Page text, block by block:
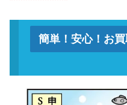
簡単！安心！お